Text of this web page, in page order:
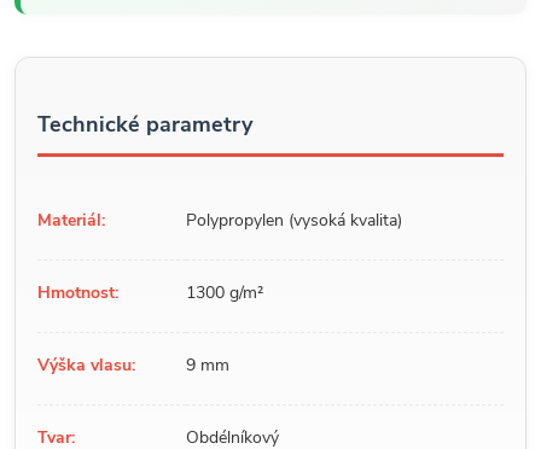
Technické parametry
Materiál: Polypropylen (vysoká kvalita)
Hmotnost: 1300 g/m²
Výška vlasu: 9 mm
Tvar: Obdélníkový